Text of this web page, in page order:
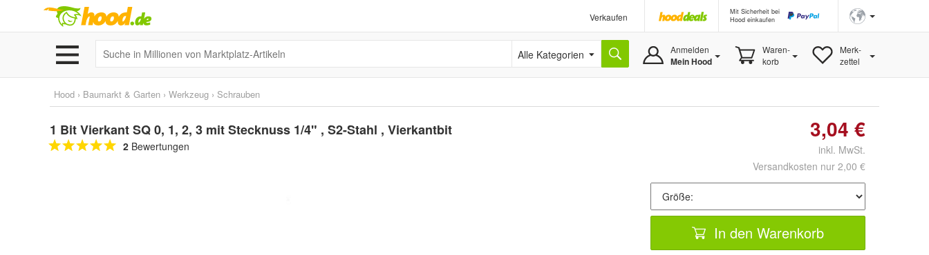
Verkaufen
Mit Sicherheit bei
Hood einkaufen
Alle Kategorien Anmelden
Mein Hood
Waren-
korb
Merk-
zettel
Hood › Baumarkt & Garten › Werkzeug › Schrauben
1 Bit Vierkant SQ 0, 1, 2, 3 mit Stecknuss 1/4" , S2-Stahl , Vierkantbit
2 Bewertungen
3,04 €
inkl. MwSt.
Versandkosten nur 2,00 €
In den Warenkorb